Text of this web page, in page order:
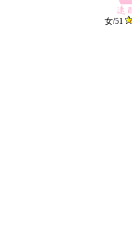
女/51